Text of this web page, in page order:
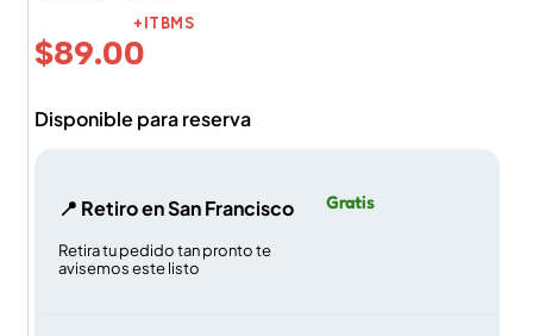
$89.00
+ITBMS
Disponible para reserva
📍 Retiro en San Francisco
Retira tu pedido tan pronto te
avisemos este listo
Gratis